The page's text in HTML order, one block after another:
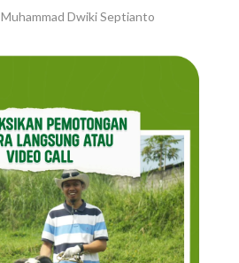
Muhammad Dwiki Septianto